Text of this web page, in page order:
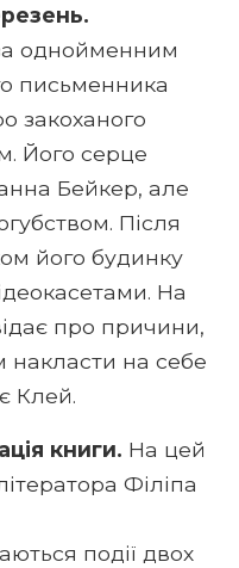
однойменним
письменника
закоханого
Його серце
Бейкер, але
Після
його будинку
На
про причини,
накласти на себе
Клей.
книги. На цей
Філіпа
події двох